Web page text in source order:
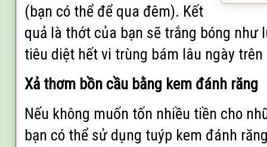
(bạn có thể để qua đêm). Kết
quả là thớt của bạn sẽ trắng bóng như
tiêu diệt hết vi trùng bám lâu ngày
Xả thơm bồn cầu bằng kem đánh răng
Nếu không muốn tốn nhiều tiền cho
bạn có thể sử dụng tuýp kem đánh